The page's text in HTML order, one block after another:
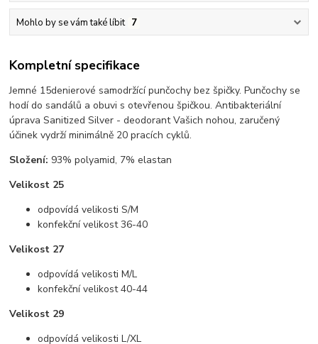
Mohlo by se vám také líbit 7
Kompletní specifikace
Jemné 15denierové samodržící punčochy bez špičky. Punčochy se
hodí do sandálů a obuvi s otevřenou špičkou. Antibakteriální
úprava Sanitized Silver - deodorant Vašich nohou, zaručený
účinek vydrží minimálně 20 pracích cyklů.
Složení: 93% polyamid, 7% elastan
Velikost 25
odpovídá velikosti S/M
konfekční velikost 36-40
Velikost 27
odpovídá velikosti M/L
konfekční velikost 40-44
Velikost 29
odpovídá velikosti L/XL